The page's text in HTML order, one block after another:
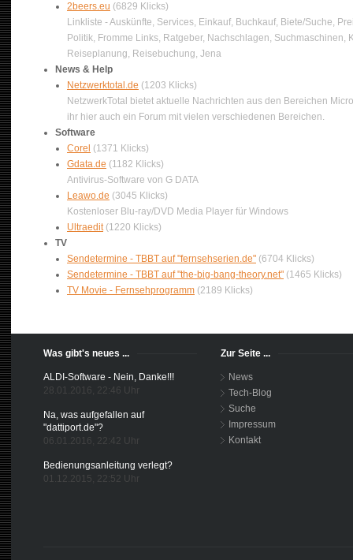
2beers.eu (6829 Klicks)
Linkliste - Auskünfte, Services, Einkauf, Buchkauf, Biete/Suche,
Politik, Fromme Links, Ratgeber, Nachschlagen,
Reiseplanung, Reisebuchung, Jena
News & Help
Netzwerktotal.de (1203 Klicks)
NetzwerkTotal bietet aktuelle Nachrichten aus den Bereichen
ihr hier auch ein Forum mit vielen verschiedenen Bereichen.
Software
Corel (1371 Klicks)
Gdata.de (1182 Klicks)
Antivirus-Software von G DATA
Leawo.de (3045 Klicks)
Kostenloser Blu-ray/DVD Media Player für Windows
Ultraedit (1220 Klicks)
TV
Sendetermine - TBBT auf "fernsehserien.de" (6704 Klicks)
Sendetermine - TBBT auf "the-big-bang-theory.net" (1465 Klicks)
TV Movie - Fernsehprogramm (2189 Klicks)
Was gibt's neues ...
ALDI-Software - Nein, Danke!!!
28.01.2016, 22:46 Uhr
Na, was aufgefallen auf
"dattiport.de"?
06.01.2016, 22:42 Uhr
Bedienungsanleitung verlegt?
01.12.2015, 22:52 Uhr
Zur Seite ...
News
Tech-Blog
Suche
Impressum
Kontakt